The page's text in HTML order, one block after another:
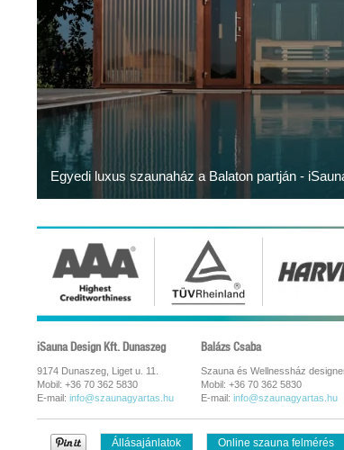
Egyedi luxus szaunaház a Balaton partján -
iSauna Design Kft. Dunaszeg
9174 Dunaszeg, Liget u. 11.
Mobil: +36 70 362 5830
E-mail: info@szaunagyartas.hu
Balázs Csaba
Szauna és Wellnessház
Mobil: +36 70 362 5830
E-mail: info@szaunagyartas.hu
Állásajánlatok Online szauna felmérés